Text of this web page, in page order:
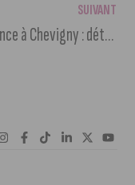
SUIVANT
Conférence à Chevigny : détecter les pervers narcissiques et s’en protéger